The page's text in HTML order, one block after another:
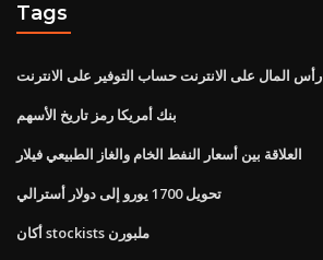
Tags
رأس المال على الانترنت حساب التوفير على الانترنت
بنك أمريكا رمز تاريخ الأسهم
العلاقة بين أسعار النفط الخام والغاز الطبيعي فيلار
تحويل 1700 يورو إلى دولار أسترالي
أكان stockists ملبورن